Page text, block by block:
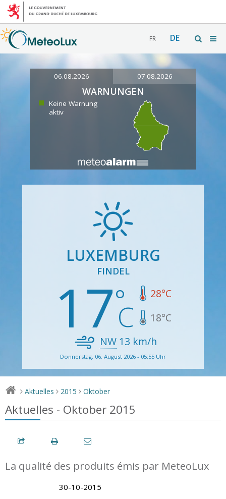
FR DE
06.08.2026 07.08.2026
WARNUNGEN
Keine Warnung
aktiv
LUXEMBURG
FINDEL
17 28°C
18°C
NW13 km/h
Donnerstag, 06. August 2026 - 05:55 Uhr
> Aktuelles > 2015 > Oktober
Aktuelles - Oktober 2015
La qualité des produits émis par MeteoLux
30-10-2015